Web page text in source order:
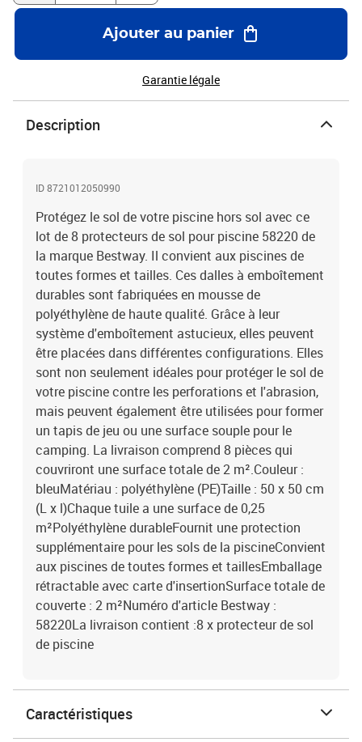
et taillesEmballage rétractable avec carte d'insertionSurface
totale de couverte : 2 m²Numéro d'article Bestway : 58220La
livraison contient :8 x protecteur de sol de piscine
Ajouter au panier
Garantie légale
Description
ID 8721012050990
Protégez le sol de votre piscine hors sol avec ce
lot de 8 protecteurs de sol pour piscine 58220 de
la marque Bestway. Il convient aux piscines de
toutes formes et tailles. Ces dalles à emboîtement
durables sont fabriquées en mousse de
polyéthylène de haute qualité. Grâce à leur
système d'emboîtement astucieux, elles peuvent
être placées dans différentes configurations. Elles
sont non seulement idéales pour protéger le sol de
votre piscine contre les perforations et l'abrasion,
mais peuvent également être utilisées pour former
un tapis de jeu ou une surface souple pour le
camping. La livraison comprend 8 pièces qui
couvriront une surface totale de 2 m².Couleur :
bleuMatériau : polyéthylène (PE)Taille : 50 x 50 cm
(L x l)Chaque tuile a une surface de 0,25
m²Polyéthylène durableFournit une protection
supplémentaire pour les sols de la piscineConvient
aux piscines de toutes formes et taillesEmballage
rétractable avec carte d'insertionSurface totale de
couverte : 2 m²Numéro d'article Bestway :
58220La livraison contient :8 x protecteur de sol
de piscine
Caractéristiques